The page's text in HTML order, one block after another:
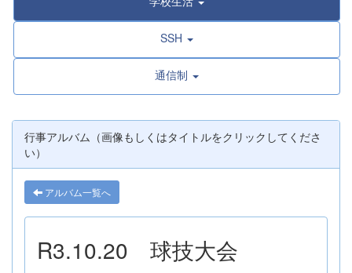
SSH
通信制
行事アルバム（画像もしくはタイトルをクリックしてくださ
い）
アルバム一覧へ
R3.10.20 球技大会